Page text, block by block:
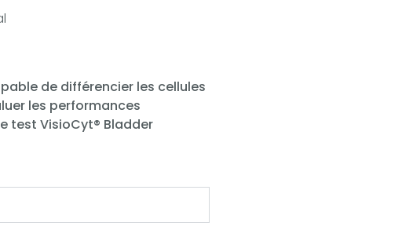
de différencier les cellules
les performances
test VisioCyt® Bladder